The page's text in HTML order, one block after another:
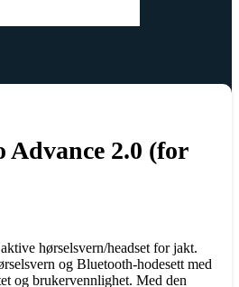
Advance 2.0 (for
hørselsvern/headset for jakt.
og Bluetooth-hodesett med
og brukervennlighet. Med den